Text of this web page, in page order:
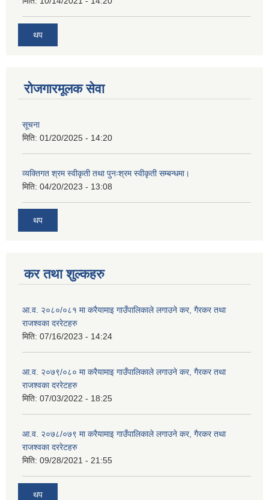
थप
रोजगारमूलक सेवा
सूचना
मिति: 01/20/2025 - 14:20
व्यक्तिगत श्रम स्वीकृती तथा पुनःश्रम स्वीकृती सम्बन्धमा।
मिति: 04/20/2023 - 13:08
थप
कर तथा शुल्कहरु
आ.व. २०८०/०८१ मा करैयामाइ गाउँपालिकाले लगाउने कर, गैरकर तथा
राजश्वका दररेटहरु
मिति: 07/16/2023 - 14:24
आ.व. २०७९/०८० मा करैयामाइ गाउँपालिकाले लगाउने कर, गैरकर तथा
राजश्वका दररेटहरु
मिति: 07/03/2022 - 18:25
आ.व. २०७८/०७९ मा करैयामाइ गाउँपालिकाले लगाउने कर, गैरकर तथा
राजश्वका दररेटहरु
मिति: 09/28/2021 - 21:55
थप